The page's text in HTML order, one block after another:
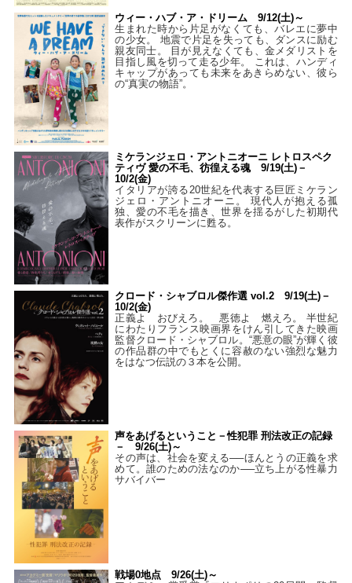
ウィー・ハブ・ア・ドリーム 9/12(土)～
生まれた時から片足がなくても、バレエに夢中
の少女。 地震で片足を失っても、ダンスに励む
親友同士。 目が見えなくても、金メダリストを
目指し風を切って走る少年。 これは、ハンディ
キャップがあっても未来をあきらめない、彼ら
の“真実の物語”。
ミケランジェロ・アントニオーニ レトロスペク
ティヴ 愛の不毛、彷徨える魂 9/19(土)－
10/2(金)
イタリアが誇る20世紀を代表する巨匠ミケラン
ジェロ・アントニオーニ。 現代人が抱える孤
独、愛の不毛を描き、世界を揺るがした初期代
表作がスクリーンに甦る。
クロード・シャブロル傑作選 vol.2 9/19(土)－
10/2(金)
正義よ おびえろ。 悪徳よ 燃えろ。 半世紀
にわたりフランス映画界をけん引してきた映画
監督クロード・シャブロル。“悪意の眼”が輝く彼
の作品群の中でもとくに容赦のない強烈な魅力
をはなつ伝説の３本を公開。
声をあげるということ－性犯罪 刑法改正の記録
－ 9/26(土)～
その声は、社会を変える──ほんとうの正義を求
めて。誰のための法なのか──立ち上がる性暴力
サバイバー
戦場0地点 9/26(土)～